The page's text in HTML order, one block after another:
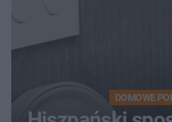
DOMOWE